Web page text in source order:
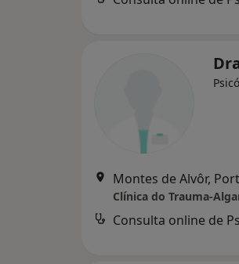
Montes de Alvôr,
Clínica do Trauma-
Consulta online de